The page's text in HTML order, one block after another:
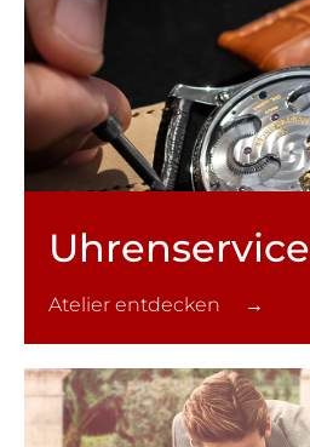
Uhren­service
Atelier entdecken →